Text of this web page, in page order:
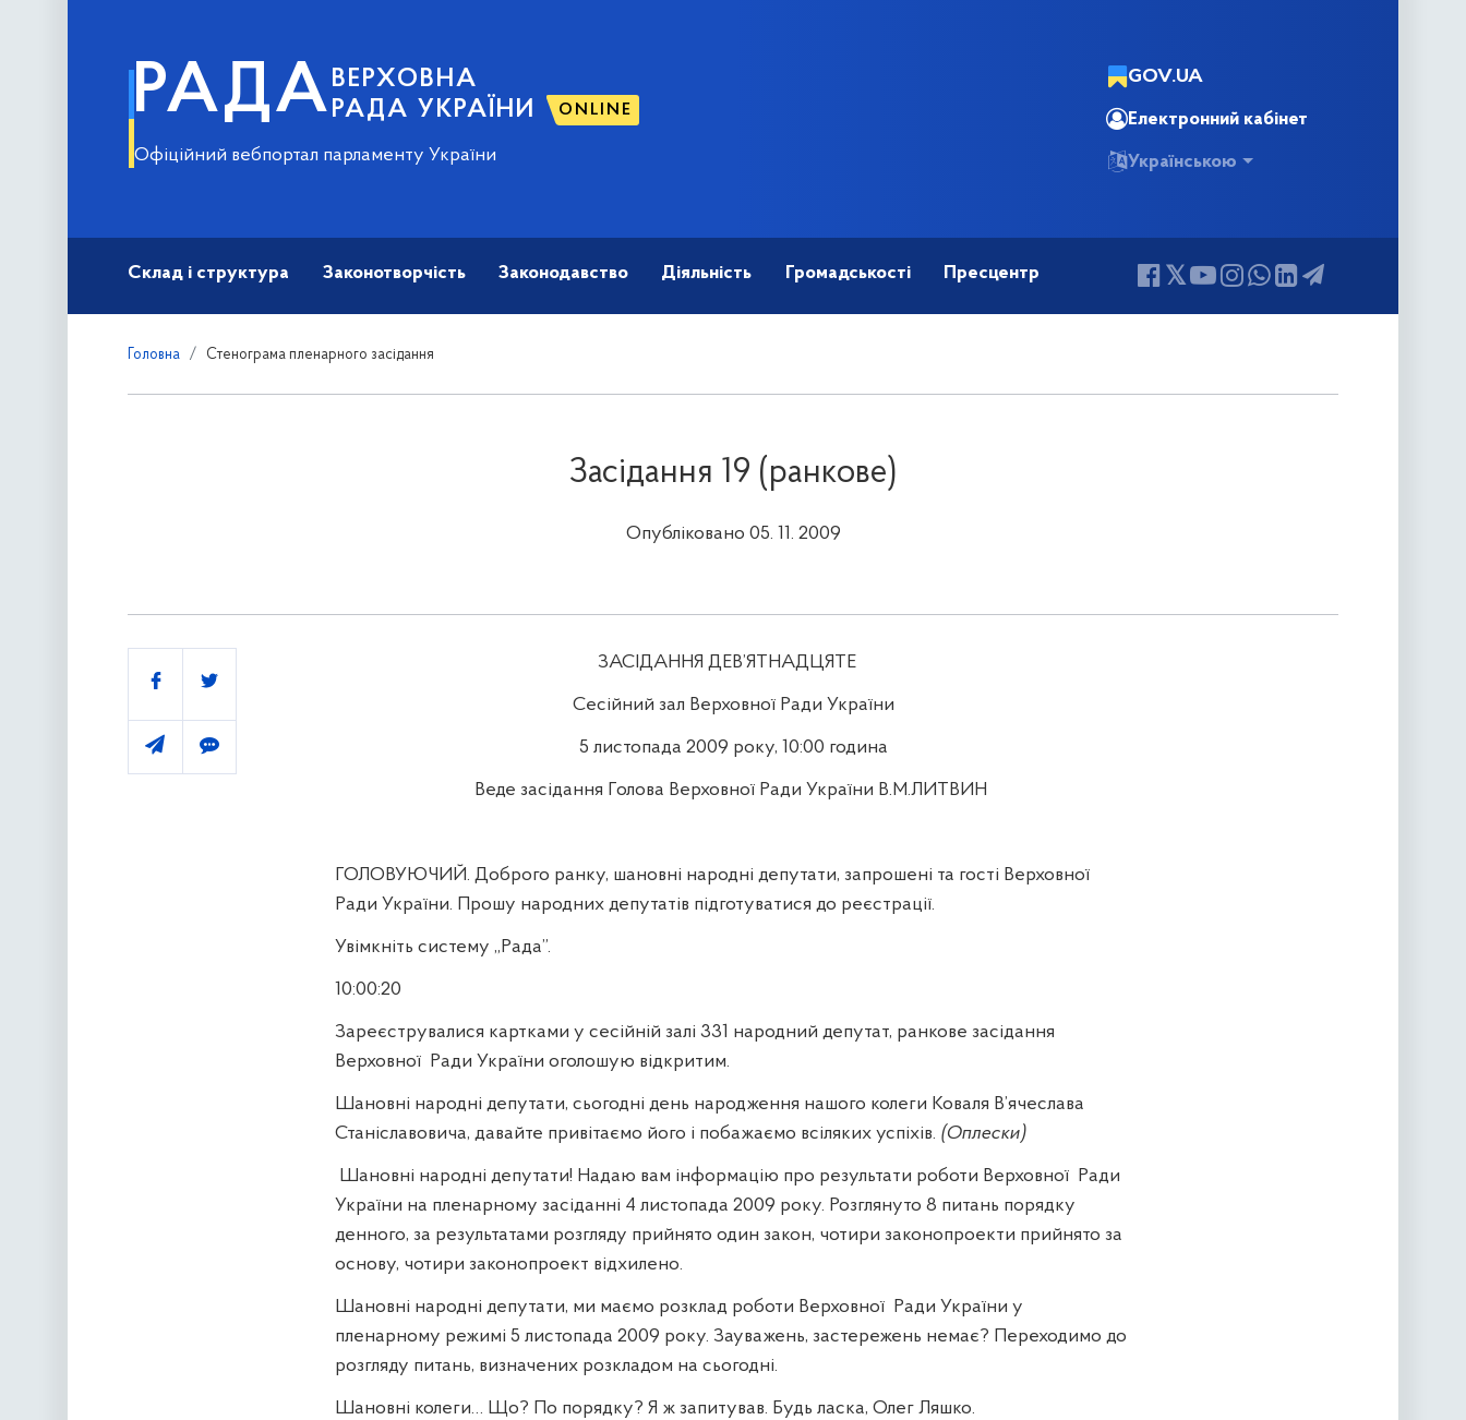
РАДА ВЕРХОВНА
РАДА УКРАЇНИ
ONLINE
Офіційний вебпортал парламенту України
GOV.UA
Електронний кабінет
Українською
Склад і структура Законотворчість Законодавство Діяльність Громадськості Пресцентр
Головна Стенограма пленарного засідання
Засідання 19 (ранкове)
Опубліковано 05. 11. 2009
ЗАСІДАННЯ ДЕВ’ЯТНАДЦЯТЕ
Сесійний зал Верховної Ради України
5 листопада 2009 року, 10:00 година
Веде засідання Голова Верховної Ради України В.М.ЛИТВИН
ГОЛОВУЮЧИЙ. Доброго ранку, шановні народні депутати, запрошені та гості Верховної
Ради України. Прошу народних депутатів підготуватися до реєстрації.
Увімкніть систему „Рада”.
10:00:20
Зареєструвалися картками у сесійній залі 331 народний депутат, ранкове засідання
Верховної Ради України оголошую відкритим.
Шановні народні депутати, сьогодні день народження нашого колеги Коваля В’ячеслава
Станіславовича, давайте привітаємо його і побажаємо всіляких успіхів. (Оплески)
Шановні народні депутати! Надаю вам інформацію про результати роботи Верховної Ради
України на пленарному засіданні 4 листопада 2009 року. Розглянуто 8 питань порядку
денного, за результатами розгляду прийнято один закон, чотири законопроекти прийнято за
основу, чотири законопроект відхилено.
Шановні народні депутати, ми маємо розклад роботи Верховної Ради України у
пленарному режимі 5 листопада 2009 року. Зауважень, застережень немає? Переходимо до
розгляду питань, визначених розкладом на сьогодні.
Шановні колеги… Що? По порядку? Я ж запитував. Будь ласка, Олег Ляшко.
Поділитись